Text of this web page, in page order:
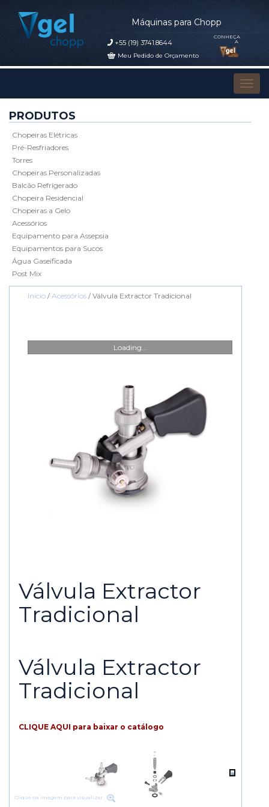
Máquinas para Chopp
+55 (19) 3741.8644
Meu Pedido de Orçamento
CONHEÇA
A
PRODUTOS
Chopeiras Elétricas
Pré-Resfriadores
Torres
Chopeiras Personalizadas
Balcão Refrigerado
Chopeira Residencial
Chopeiras a Gelo
Acessórios
Equipamento para Assepsia
Equipamentos para Sucos
Água Gaseificada
Post Mix
Início / Acessórios / Válvula Extractor Tradicional
Loading...
Válvula Extractor
Tradicional
Válvula Extractor
Tradicional
CLIQUE AQUI para baixar o catálogo
Clique na imagem para visualizar